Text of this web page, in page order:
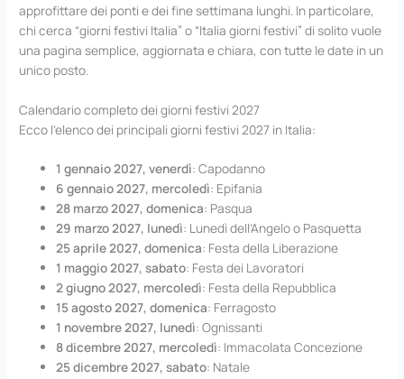
approfittare dei ponti e dei fine settimana lunghi. In particolare,
chi cerca “giorni festivi Italia” o “Italia giorni festivi” di solito vuole
una pagina semplice, aggiornata e chiara, con tutte le date in un
unico posto.
Calendario completo dei giorni festivi 2027
Ecco l’elenco dei principali giorni festivi 2027 in Italia:
1 gennaio 2027, venerdì: Capodanno
6 gennaio 2027, mercoledì: Epifania
28 marzo 2027, domenica: Pasqua
29 marzo 2027, lunedì: Lunedì dell’Angelo o Pasquetta
25 aprile 2027, domenica: Festa della Liberazione
1 maggio 2027, sabato: Festa dei Lavoratori
2 giugno 2027, mercoledì: Festa della Repubblica
15 agosto 2027, domenica: Ferragosto
1 novembre 2027, lunedì: Ognissanti
8 dicembre 2027, mercoledì: Immacolata Concezione
25 dicembre 2027, sabato: Natale